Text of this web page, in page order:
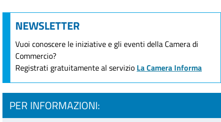
NEWSLETTER
Vuoi conoscere le iniziative e gli eventi della Camera di
Commercio?
Registrati gratuitamente al servizio La Camera Informa
PER INFORMAZIONI: